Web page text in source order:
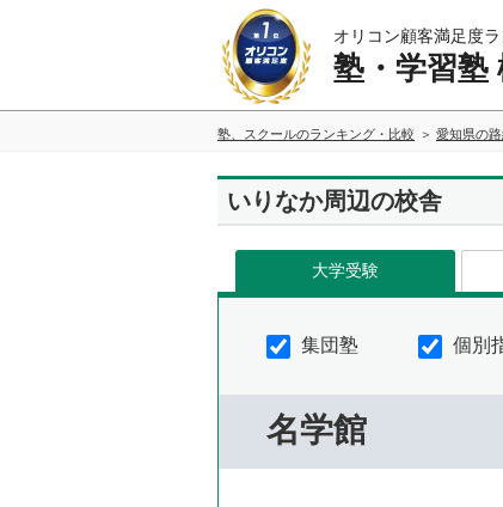
オリコン顧客満足度
塾・学習塾
塾、スクールのランキング・比較 愛知県の
いりなか周辺の校舎
大学受験
集団塾 個別
名学館